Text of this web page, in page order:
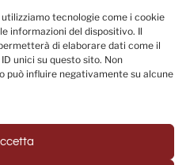
tecnologie come i cookie
informazioni del dispositivo. Il
di elaborare dati come il
unici su questo sito. Non
può influire negativamente su alcune